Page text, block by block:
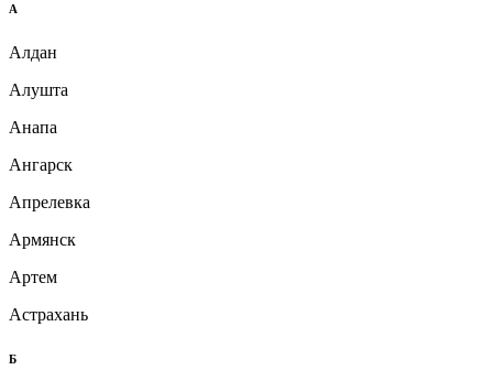
А
Алдан
Алушта
Анапа
Ангарск
Апрелевка
Армянск
Артем
Астрахань
Б